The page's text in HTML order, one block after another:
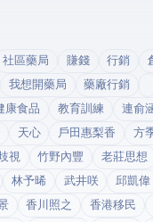
社區藥局 賺錢 行銷
我想開藥局 藥廠行銷
康食品 教育訓練 連俞
天心 戶田惠梨香 方
視 竹野內豐 老莊思想
林予晞 武井咲 邱凱偉
香川照之 香港移民